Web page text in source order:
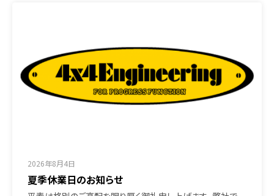
2026年8月4日
夏季休業日のお知らせ